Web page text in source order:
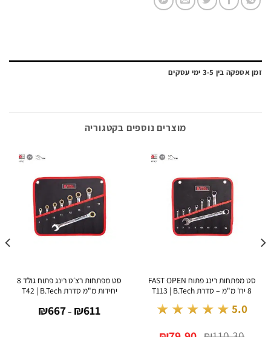
בין 3-5 ימי עסקים
מוצרים נוספים בקטגוריה
סט מפתחות רינג פתוח FAST OPEN
★★★★★
המקורי הנוכחי
סט מפתחות רצ׳ט רינג פתוח גולד 8
יחידות מ"מ סדרת T42 | B.Tech
₪
–
₪667 מחירים: